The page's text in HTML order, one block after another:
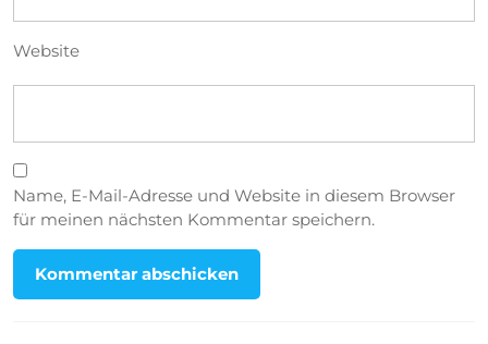
Website
Name, E-Mail-Adresse und Website in diesem Browser
für meinen nächsten Kommentar speichern.